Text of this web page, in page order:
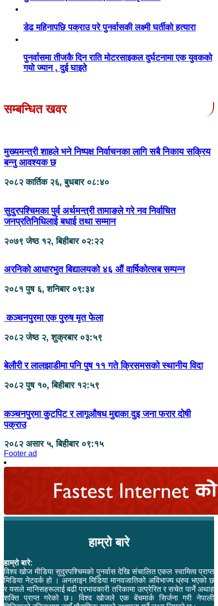
डेढ महिनापछि पक्राउ परे पुनर्वासकी लक्ष्मी घर्तीको हत्यारा
पुनर्वासमा तीजकै दिन राति मोटरसाइकल दुर्घटनामा एक युवकको
गयो ज्यान , दुई घाइते
सम्बन्धित खवर
मुख्यमन्त्री शाहले भने निष्पक्ष निर्वाचनका लागि सबै निकाय सक्रिय
बन्नु आवश्यक छ
२०८२ कार्तिक २६, बुधबार ०८:४०
सुदुरपश्चिमका पुर्व अर्थमन्त्री तामाङले गरे नव निर्वाचित
जनप्रतिनिधिलाई बधाई तथा सम्मान
२०७९ जेष्ठ १२, बिहीबार ०२:२२
अरनिको आधारभुत बिद्यालयको ४६ औं वार्षिकोत्सब सम्पन्न
२०८१ पुष ६, शनिबार ०९:३४
कञ्चनपुरमा एक पुरुष मृत फेला
२०८२ जेष्ठ २, शुक्रबार ०३:५९
बेलौरी र लालझाडीमा पनि पुष ११ गते क्रिसमसको स्थानीय विदा
२०८२ पुष १०, बिहीबार १२:५९
कञ्चनपुरमा कुटपिट र लागूऔषध मुद्दाका दुइ जना फरार दोषी
पक्राउ
२०८२ असार ५, बिहीबार ०९:१५
Footer ad
हाम्रो बारे
हाम्रो बारे:
विश्व खोज मीडिया सुदुरपश्चिमको पुनर्वास देखि संचालित एकल स्वामित्व प्राप्त
मिडिया नेटवर्क हो । अनलाइन मिडिया मानवजातिको अविभाज्य ध्रुव भएको छ
र यसले मानिसहरूलाई बढी प्रभावकारी तरिकामा उत्प्रेरित र सचेत पार्ने अथाह
शक्ति प्राप्त गरेको छ। विश्व खोजले एक बेंचमार्क सिर्जना गरी नेपाली